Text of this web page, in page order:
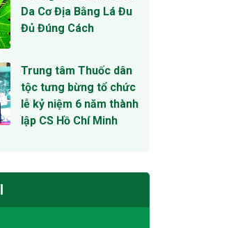
Da Cơ Địa Bằng Lá Đu
Đủ Đúng Cách
Trung tâm Thuốc dân
tộc tưng bừng tổ chức
lễ kỷ niệm 6 năm thành
lập CS Hồ Chí Minh